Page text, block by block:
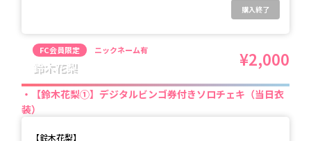
購入終了
FC会員限定 ニックネーム有
鈴木花梨 ¥2,000
【鈴木花梨①】デジタルビンゴ券付きソロチェキ（当日衣
装）
【鈴木花梨】